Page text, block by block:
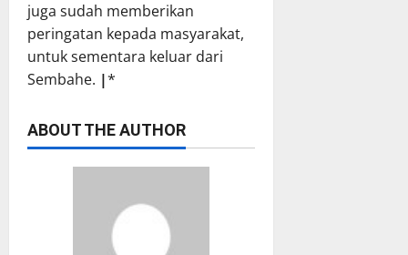
juga sudah memberikan
peringatan kepada masyarakat,
untuk sementara keluar dari
Sembahe. |*
ABOUT THE AUTHOR